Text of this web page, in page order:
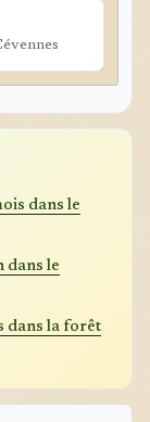
dans le
dans le
dans la forêt